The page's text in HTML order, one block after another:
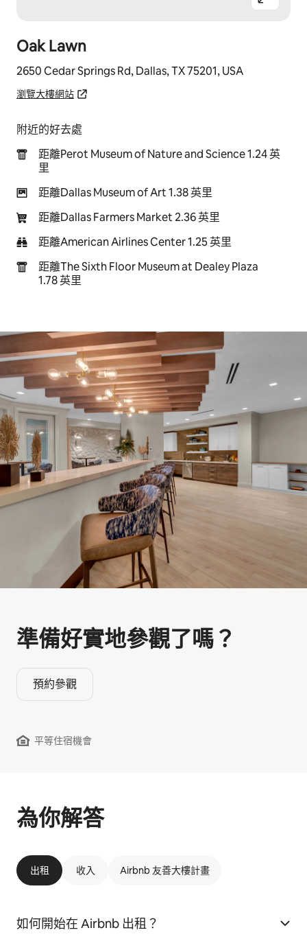
Oak Lawn
2650 Cedar Springs Rd, Dallas, TX 75201, USA
瀏覽大樓網站
附近的好去處
距離Perot Museum of Nature and Science 1.24 英
里
距離Dallas Museum of Art 1.38 英里
距離Dallas Farmers Market 2.36 英里
距離American Airlines Center 1.25 英里
距離The Sixth Floor Museum at Dealey Plaza
1.78 英里
準備好實地參觀⁠了⁠嗎⁠？
預約參觀
平等住宿機會
為你解答
出租 收入 Airbnb 友善大樓計畫
如何開始在 Airbnb 出租？